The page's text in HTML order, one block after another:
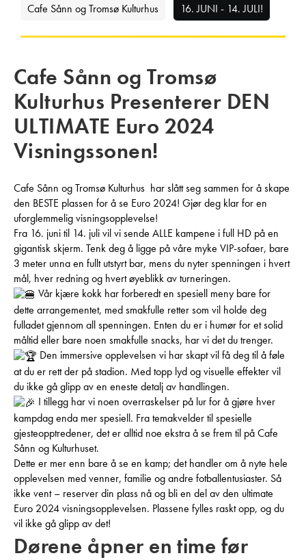
Cafe Sånn og Tromsø Kulturhus 16. JUNI - 14. JULI!
Cafe Sånn og Tromsø
Kulturhus Presenterer DEN
ULTIMATE Euro 2024
Visningssonen!
Cafe Sånn og Tromsø Kulturhus har slått seg sammen for å skape
den BESTE plassen for å se Euro 2024! Gjør deg klar for en
uforglemmelig visningsopplevelse!
Fra 16. juni til 14. juli vil vi sende ALLE kampene i full HD på en
gigantisk skjerm. Tenk deg å ligge på våre myke VIP-sofaer, bare
3 meter unna en fullt utstyrt bar, mens du nyter spenningen i hvert
mål, hver redning og hvert øyeblikk av turneringen.
Vår kjære kokk har forberedt en spesiell meny bare for
dette arrangementet, med smakfulle retter som vil holde deg
fulladet gjennom all spenningen. Enten du er i humør for et solid
måltid eller bare noen smakfulle snacks, har vi det du trenger.
Den immersive opplevelsen vi har skapt vil få deg til å føle
at du er rett der på stadion. Med topp lyd og visuelle effekter vil
du ikke gå glipp av en eneste detalj av handlingen.
I tillegg har vi noen overraskelser på lur for å gjøre hver
kampdag enda mer spesiell. Fra temakvelder til spesielle
gjesteopptredener, det er alltid noe ekstra å se frem til på Cafe
Sånn og Kulturhuset.
Dette er mer enn bare å se en kamp; det handler om å nyte hele
opplevelsen med venner, familie og andre fotballentusiaster. Så
ikke vent – reserver din plass nå og bli en del av den ultimate
Euro 2024 visningsopplevelsen. Plassene fylles raskt opp, og du
vil ikke gå glipp av det!
Dørene åpner en time før